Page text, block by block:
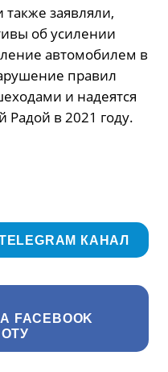
заявляли,
об усилении
автомобилем в
правил
и надеятся
Радой в 2021 году.
КАНАЛ
FACEBOOK